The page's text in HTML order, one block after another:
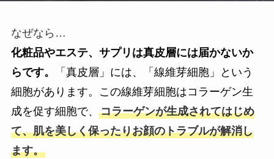
なぜなら…
化粧品やエステ、サプリは真皮層には届かないか
らです。
「真皮層」には、「線維芽細胞」という
細胞があります。この線維芽細胞はコラーゲン生
成を促す細胞で、 コラーゲンが生成されてはじめ
て、肌を美しく保ったりお顔のトラブルが解消し
ます。